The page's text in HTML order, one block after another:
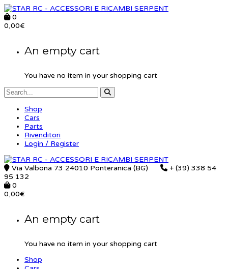
0
0,00€
An empty cart
You have no item in your shopping cart
Shop
Cars
Parts
Rivenditori
Login / Register
Via Valbona 73 24010 Ponteranica (BG)
+ (39) 338 54
95 132
0
0,00€
An empty cart
You have no item in your shopping cart
Shop